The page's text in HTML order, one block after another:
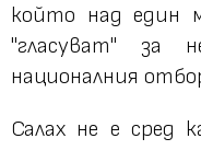
който над един
"гласуват" за
националния
Салах не е сред